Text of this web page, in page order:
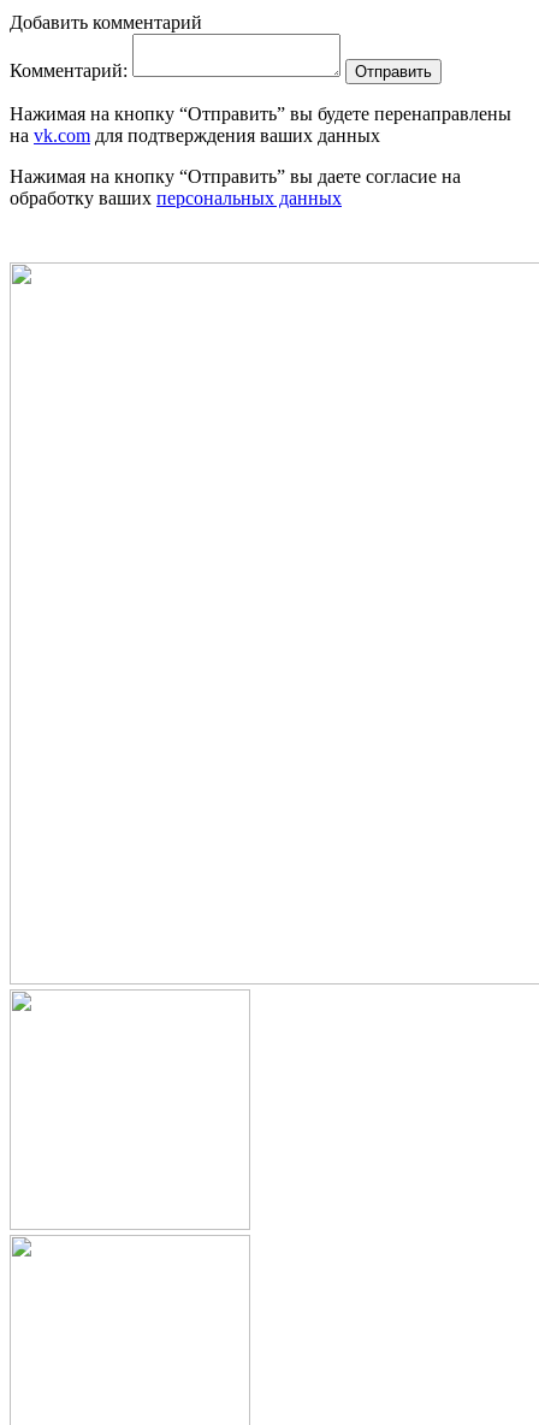
Добавить комментарий
Комментарий: Отправить
Нажимая на кнопку “Отправить” вы будете перенаправлены
на vk.com для подтверждения ваших данных
Нажимая на кнопку “Отправить” вы даете согласие на
обработку ваших персональных данных